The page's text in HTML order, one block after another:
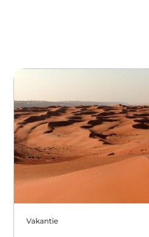
Vakantie